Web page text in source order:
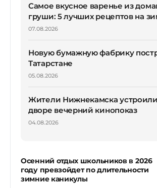
Самое вкусное варенье из
груши: 5 лучших рецептов на
07.08.2026
Новую бумажную фабрику
Татарстане
05.08.2026
Жители Нижнекамска
дворе вечерний кинопоказ
04.08.2026
Осенний отдых школьников в 2026
году превзойдет по длительности
зимние каникулы